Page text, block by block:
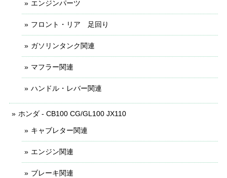
エンジンパーツ
フロント・リア 足回り
ガソリンタンク関連
マフラー関連
ハンドル・レバー関連
ホンダ - CB100 CG/GL100 JX110
キャブレター関連
エンジン関連
ブレーキ関連